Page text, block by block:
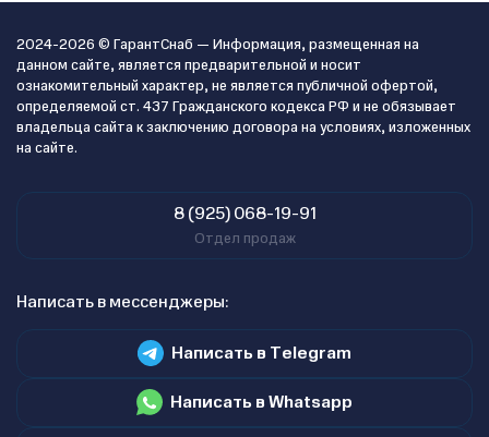
2024-2026 © ГарантСнаб — Информация, размещенная на
данном сайте, является предварительной и носит
ознакомительный характер, не является публичной офертой,
определяемой ст. 437 Гражданского кодекса РФ и не обязывает
владельца сайта к заключению договора на условиях, изложенных
на сайте.
8 (925) 068-19-91
Отдел продаж
Написать в мессенджеры:
Написать в Telegram
Написать в Whatsapp